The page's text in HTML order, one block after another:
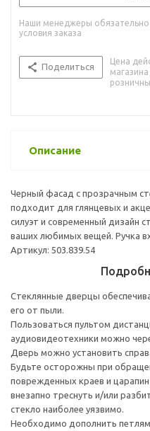
Наши менеджеры обязательно
условия заказа
Поделиться
Цена
Описание
Черный фасад с прозрачным
подходит для глянцевых и
силуэт и современный дизайн
ваших любимых вещей. Ручка
Артикул: 503.839.54
Стеклянные дверцы
его от пыли.
Пользоваться пультом
аудиовидеотехники можно
Дверь можно установить
Будьте осторожны при
поврежденных краев и
внезапно треснуть и/или
стекло наиболее уязвимо.
Необходимо дополнить